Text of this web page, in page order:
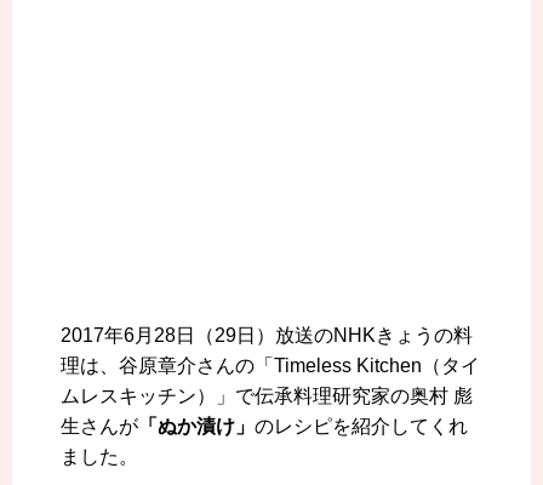
2017年6月28日（29日）放送のNHKきょうの料
理は、谷原章介さんの「Timeless Kitchen（タイ
ムレスキッチン）」で伝承料理研究家の奥村 彪
生さんが 「ぬか漬け」 のレシピを紹介してくれ
ました。